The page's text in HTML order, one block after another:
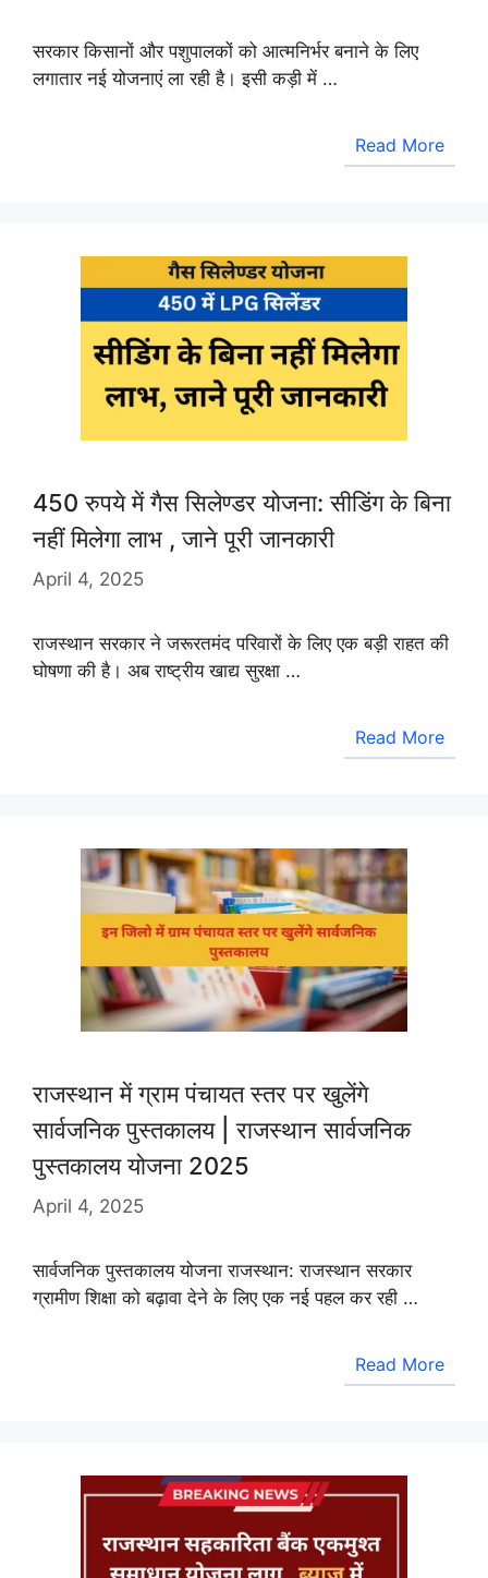
सरकार किसानों और पशुपालकों को आत्मनिर्भर बनाने के लिए
लगातार नई योजनाएं ला रही है। इसी कड़ी में …
Read More
450 रुपये में गैस सिलेण्डर योजना: सीडिंग के बिना
नहीं मिलेगा लाभ , जाने पूरी जानकारी
April 4, 2025
राजस्थान सरकार ने जरूरतमंद परिवारों के लिए एक बड़ी राहत की
घोषणा की है। अब राष्ट्रीय खाद्य सुरक्षा …
Read More
राजस्थान में ग्राम पंचायत स्तर पर खुलेंगे
सार्वजनिक पुस्तकालय | राजस्थान सार्वजनिक
पुस्तकालय योजना 2025
April 4, 2025
सार्वजनिक पुस्तकालय योजना राजस्थान: राजस्थान सरकार
ग्रामीण शिक्षा को बढ़ावा देने के लिए एक नई पहल कर रही …
Read More